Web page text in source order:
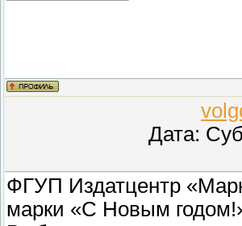
Дата:
ФГУП Издатцентр
марки «С Новым